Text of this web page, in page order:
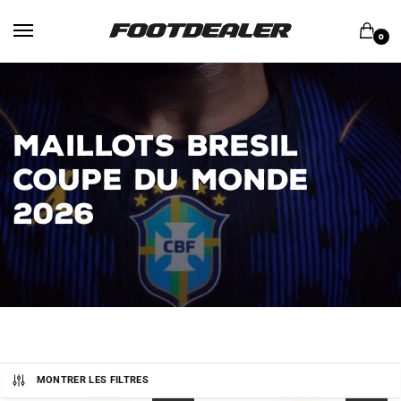
0
MAILLOTS BRESIL
COUPE DU MONDE
2026
MONTRER LES FILTRES